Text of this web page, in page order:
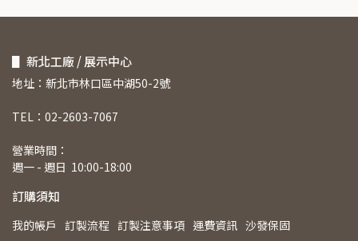
▋ 新北工廠 / 展示中心
地址：新北市林口區中湖50-2號
TEL：02-2603-7067
營業時間：
週一 - 週日  10:00-18:00
訂購須知
我的帳戶 訂製流程 訂製注意事項 運費資訊 沙發保固